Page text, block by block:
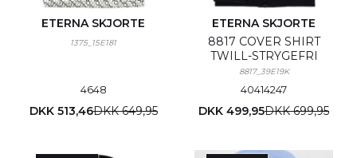
ETERNA SKJORTE
1375_15E181
4648
DKK 513,46DKK 649,95
ETERNA SKJORTE
8817 COVER SHIRT
TWILL-STRYGEFRI
8817_39E19K
40414247
DKK 499,95DKK 699,95